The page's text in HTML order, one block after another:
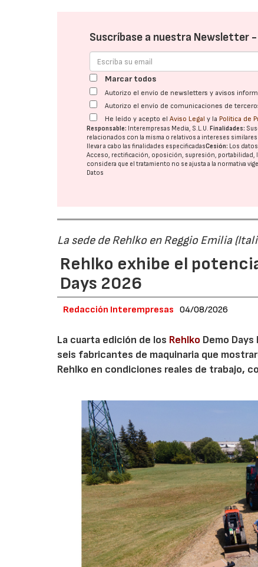
Suscríbase a nuestra Newsletter -
Marcar todos
Autorizo el envío de newsletters y avisos
Autorizo el envío de comunicaciones de
He leído y acepto elAviso Legal y la Política de
Responsable: Interempresas Media, S.L.U. Finalidades:
relacionados con la misma o relativos a intereses
llevar a cabo las finalidades especificadasCesión: Los
Acceso, rectificación, oposición, supresión, portabilidad,
considera que el tratamiento no se ajusta a la normativa
Datos
La sede de Rehlko en Reggio Emilia
Rehlko exhibe el
Days 2026
Redacción Interempresas 04/08/2026
La cuarta edición de los Rehlko Demo
seis fabricantes de maquinaria que
Rehlko en condiciones reales de trabajo,